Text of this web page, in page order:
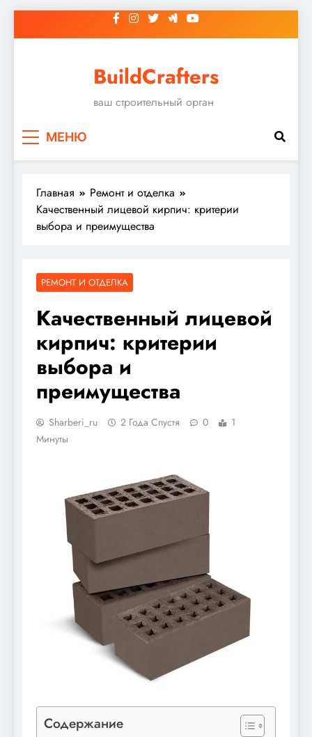
к
BuildCrafters
ваш строительный орган
МЕНЮ
Главная
Ремонт и отделка
Качественный лицевой кирпич: критерии
выбора и преимущества
РЕМОНТ И ОТДЕЛКА
Качественный лицевой
кирпич: критерии
выбора и
преимущества
Sharberi_ru 2 Года Спустя 0
1
Минуты
Содержание